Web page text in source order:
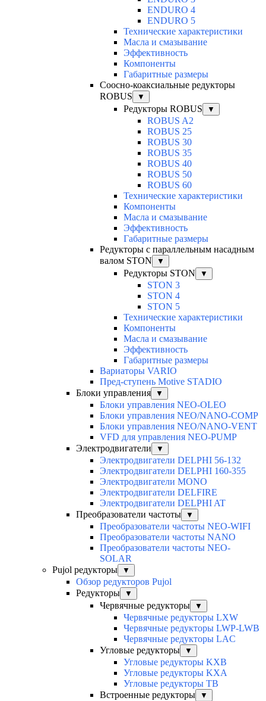
ENDURO 4
ENDURO 5
Технические характеристики
Масла и смазывание
Эффективность
Компоненты
Габаритные размеры
Соосно-коаксиальные редукторы
ROBUS
▼
Редукторы ROBUS ▼
ROBUS A2
ROBUS 25
ROBUS 30
ROBUS 35
ROBUS 40
ROBUS 50
ROBUS 60
Технические характеристики
Компоненты
Масла и смазывание
Эффективность
Габаритные размеры
Редукторы с параллельным насадным
валом STON
▼
Редукторы STON ▼
STON 3
STON 4
STON 5
Технические характеристики
Компоненты
Масла и смазывание
Эффективность
Габаритные размеры
Вариаторы VARIO
Пред-ступень Motive STADIO
Блоки управления
▼
Блоки управления NEO-OLEO
Блоки управления NEO/NANO-COMP
Блоки управления NEO/NANO-VENT
VFD для управления NEO-PUMP
Электродвигатели
▼
Электродвигатели DELPHI 56-132
Электродвигатели DELPHI 160-355
Электродвигатели MONO
Электродвигатели DELFIRE
Электродвигатели DELPHI AT
Преобразователи частоты
▼
Преобразователи частоты NEO-WIFI
Преобразователи частоты NANO
Преобразователи частоты NEO-
SOLAR
Pujol редукторы
▼
Обзор редукторов Pujol
Редукторы
▼
Червячные редукторы ▼
Червячные редукторы LXW
Червячные редукторы LWP-LWB
Червячные редукторы LAC
Угловые редукторы
▼
Угловые редукторы KXB
Угловые редукторы KXA
Угловые редукторы TB
Встроенные редукторы
▼